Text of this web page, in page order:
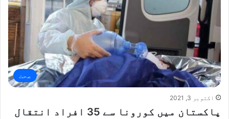
صحت
اکتوبر 3, 2021
پاکستان میں کورونا سے 35 افراد انتقال